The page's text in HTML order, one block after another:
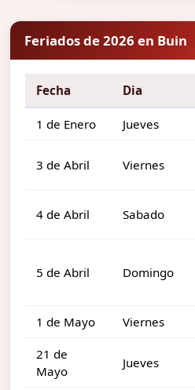
Feriados de 2026 en Buin
Fecha Dia
1 de Enero Jueves
3 de Abril Viernes
4 de Abril Sabado
5 de Abril Domingo
1 de Mayo Viernes
21 de
Mayo
Jueves